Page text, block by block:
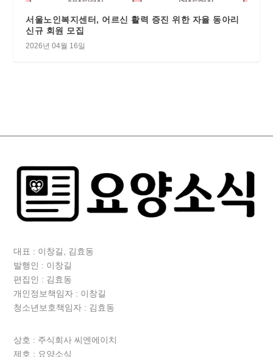
서울노인복지센터, 어르신 활력 증진 위한 자율 동아리
신규 회원 모집
2026년 04월 16일
대표 : 이창길, 김효동
발행인 : 이창길
편집인 : 김효동
개인정보책임자 : 이창길
청소년보호책임자 : 김효동
상호 : 주식회사 씨엔에이치
제호 : 요양소식